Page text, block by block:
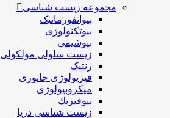
مجموعه زیست شناسی
بیوانفورماتیک
بیوتکنولوژی
بیوشیمی
زیست سلولی مولکولی
ژنتیک
فیزیولوژی جانوری
میکروبیولوژی
بيوفيزيك
زیست شناسی دریا